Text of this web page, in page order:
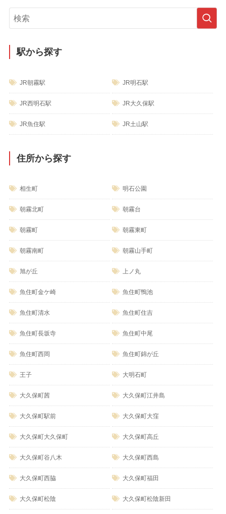
リ
ー
駅から探す
JR朝霧駅 JR明石駅
JR西明石駅 JR大久保駅
JR魚住駅 JR土山駅
住所から探す
相生町 明石公園
朝霧北町 朝霧台
朝霧町 朝霧東町
朝霧南町 朝霧山手町
旭が丘 上ノ丸
魚住町金ケ崎 魚住町鴨池
魚住町清水 魚住町住吉
魚住町長坂寺 魚住町中尾
魚住町西岡 魚住町錦が丘
王子 大明石町
大久保町茜 大久保町江井島
大久保町駅前 大久保町大窪
大久保町大久保町 大久保町高丘
大久保町谷八木 大久保町西島
大久保町西脇 大久保町福田
大久保町松陰 大久保町松陰新田